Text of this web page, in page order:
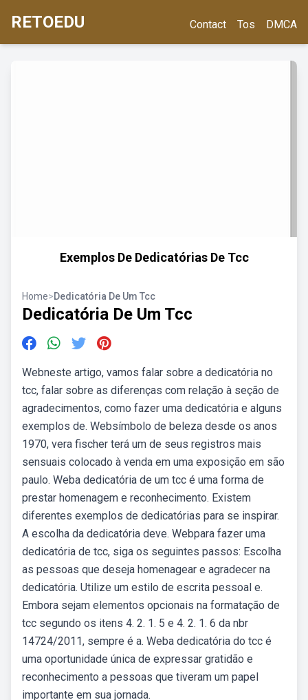
RETOEDU Contact Tos DMCA
Exemplos De Dedicatórias De Tcc
Home>Dedicatória De Um Tcc
Dedicatória De Um Tcc
Webneste artigo, vamos falar sobre a dedicatória no
tcc, falar sobre as diferenças com relação à seção de
agradecimentos, como fazer uma dedicatória e alguns
exemplos de. Websímbolo de beleza desde os anos
1970, vera fischer terá um de seus registros mais
sensuais colocado à venda em uma exposição em são
paulo. Weba dedicatória de um tcc é uma forma de
prestar homenagem e reconhecimento. Existem
diferentes exemplos de dedicatórias para se inspirar.
A escolha da dedicatória deve. Webpara fazer uma
dedicatória de tcc, siga os seguintes passos: Escolha
as pessoas que deseja homenagear e agradecer na
dedicatória. Utilize um estilo de escrita pessoal e.
Embora sejam elementos opcionais na formatação de
tcc segundo os itens 4. 2. 1. 5 e 4. 2. 1. 6 da nbr
14724/2011, sempre é a. Weba dedicatória do tcc é
uma oportunidade única de expressar gratidão e
reconhecimento a pessoas que tiveram um papel
importante em sua jornada.